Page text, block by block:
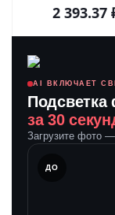
2 393.37
AI ВКЛЮЧАЕТ
Подсветка
за 30
Загрузите фото
ДО